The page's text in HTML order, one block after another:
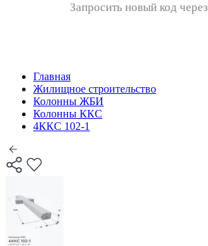
Запросить новый код через
Главная
Жилищное строительство
Колонны ЖБИ
Колонны ККС
4ККС 102-1